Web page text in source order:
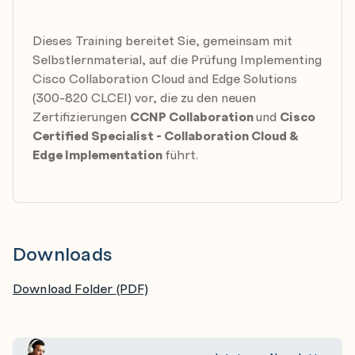
Configure Cisco Webex Hybrid Services
Dieses Training bereitet Sie, gemeinsam mit
Selbstlernmaterial, auf die Prüfung Implementing
Cisco Collaboration Cloud and Edge Solutions
(300-820 CLCEI) vor, die zu den neuen
Zertifizierungen CCNP Collaborationund Cisco
Certified Specialist - Collaboration Cloud &
Edge Implementationführt.
Downloads
Download Folder (PDF)